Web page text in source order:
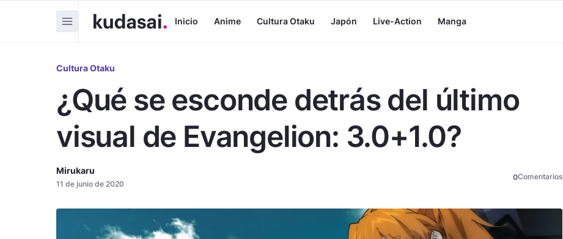
Inicio Anime Cultura Otaku Japón Live-Action Manga
Cultura Otaku
¿Qué se esconde detrás del último
visual de Evangelion: 3.0+1.0?
Mirukaru
11 de junio de 2020
0Comentarios